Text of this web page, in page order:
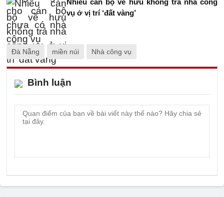
Nhiều cán bộ về hưu không trả nhà công
vụ ở vị trí ‘đất vàng’
Đà Nẵng miền núi Nhà công vụ
Bình luận